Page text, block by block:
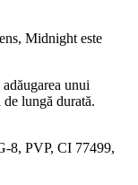
Midnight este
unui
lungă durată.
8, PVP, CI 77499,